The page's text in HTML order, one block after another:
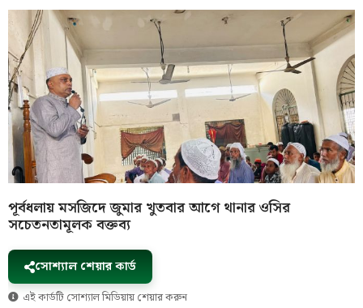
পূর্বধলায় মসজিদে জুমার খুতবার আগে থানার ওসির
সচেতনতামূলক বক্তব্য
সোশ্যাল শেয়ার কার্ড
এই কার্ডটি সোশ্যাল মিডিয়ায় শেয়ার করুন